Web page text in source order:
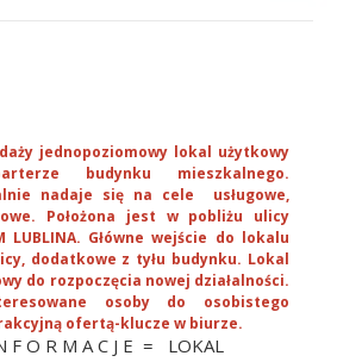
jednopoziomowy lokal użytkowy
budynku mieszkalnego.
nadaje się na cele usługowe,
Położona jest w pobliżu ulicy
LUBLINA. Główne wejście do lokalu
dodatkowe z tyłu budynku. Lokal
do rozpoczęcia nowej działalności.
osoby do osobistego
ofertą-klucze w biurze.
F O R M A C J E = LOKAL